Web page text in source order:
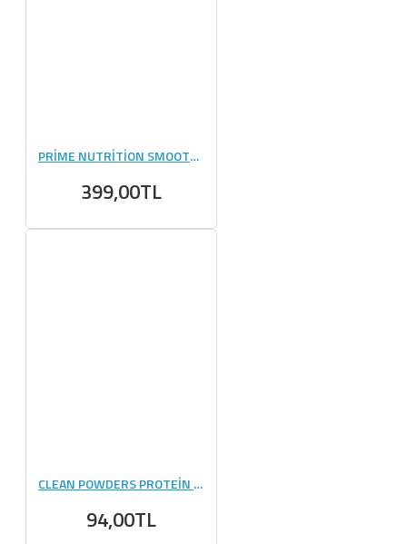
PRİME NUTRİTİON SMOOTH PEANUT SPREAD YER FISTIĞI 350 GR
399,00TL
CLEAN POWDERS PROTEİN PANCAKE 55 GR 1 ADET
94,00TL